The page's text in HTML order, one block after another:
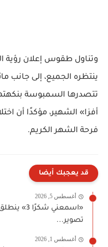
وتناول طقوس إعلان رؤية
ينتظره الجميع، إلى جانب
تتصدرها السمبوسة
أفزا» الشهير، مؤكدًا أن
فرحة الشهر الكريم.
قد يعجبك أيضا
أغسطس 5, 2026
«اسمعني
تصوير...
أغسطس 1, 2026